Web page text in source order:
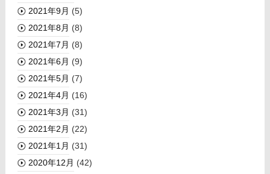
2021年9月 (5)
2021年8月 (8)
2021年7月 (8)
2021年6月 (9)
2021年5月 (7)
2021年4月 (16)
2021年3月 (31)
2021年2月 (22)
2021年1月 (31)
2020年12月 (42)